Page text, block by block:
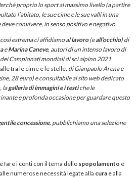
proprio lo sport al massimo livello (a partire
l’abitato, le sue cime e le sue valli in una
convivere, in senso positivo e negativo.
estrema ci affidiamo allavoro(eall’occhio) di
eMarinaCaneve, autori di un intenso lavoro di
Campionati mondiali di sci alpino 2021.
tra le cime e le stelle, di Gianpaolo Arena e
28 euro) e consultabile al sito web dedicato
, lagalleria di immagini e i testiche le
e profonda occasione per guardare questo
concessione, pubblichiamo una selezione
fare i conti con il tema dello spopolamento e
numerose necessità legate alla cura e alla